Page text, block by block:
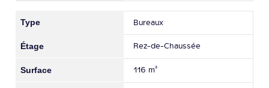
Bureaux
Rez-de-Chaussée
116 m²